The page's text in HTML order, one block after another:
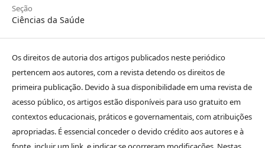
Seção
Ciências da Saúde
Os direitos de autoria dos artigos publicados neste periódico
pertencem aos autores, com a revista detendo os direitos de
primeira publicação. Devido à sua disponibilidade em uma revista de
acesso público, os artigos estão disponíveis para uso gratuito em
contextos educacionais, práticos e governamentais, com atribuições
apropriadas. É essencial conceder o devido crédito aos autores e à